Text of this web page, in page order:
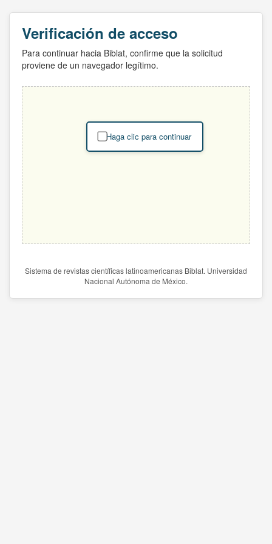
Verificación de acceso
Para continuar hacia Biblat, confirme que la solicitud
proviene de un navegador legítimo.
Haga clic para continuar
Sistema de revistas científicas latinoamericanas Biblat. Universidad
Nacional Autónoma de México.